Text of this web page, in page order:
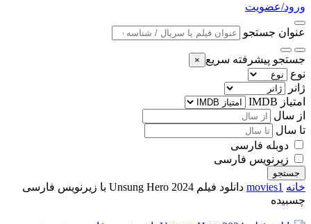
ورود/عضویت
عنوان جستجو
جستجو پیشرفته سریع ×
نوع
ژانر
امتیاز IMDB
از سال
تا سال
دوبله فارسی
زیرنویس فارسی
جستجو
خانه movies1
دانلود فیلم Unsung Hero 2024 با زیرنویس فارسی
چسبیده